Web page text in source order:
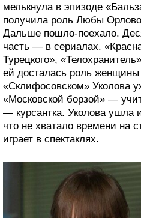
мелькнула в эпизоде
получила роль Любы
Дальше пошло-поехало.
часть — в сериалах.
Турецкого»,
ей досталась роль
«Склифосовском» Уколова
«Московской борзой» —
— курсантка. Уколова ушла
что не хватало времени на
играет в спектаклях.